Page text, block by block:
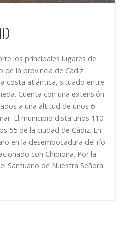
los principales lugares de
de la provincia de Cádiz.
costa atlántica, situado entre
Cuenta con una extensión
a una altitud de unos 6
El municipio dista unos 110
55 de la ciudad de Cádiz. En
en la desembocadura del río
con Chipiona. Por la
Santuario de Nuestra Señora